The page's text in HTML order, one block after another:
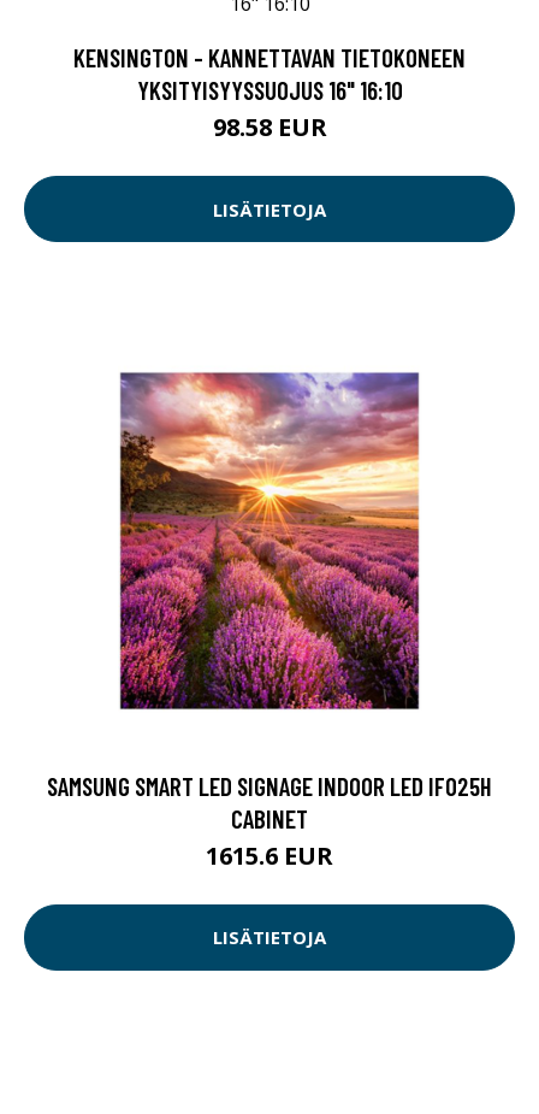
KENSINGTON - KANNETTAVAN TIETOKONEEN
YKSITYISYYSSUOJUS 16" 16:10
98.58 EUR
LISÄTIETOJA
SAMSUNG SMART LED SIGNAGE INDOOR LED IF025H
CABINET
1615.6 EUR
LISÄTIETOJA